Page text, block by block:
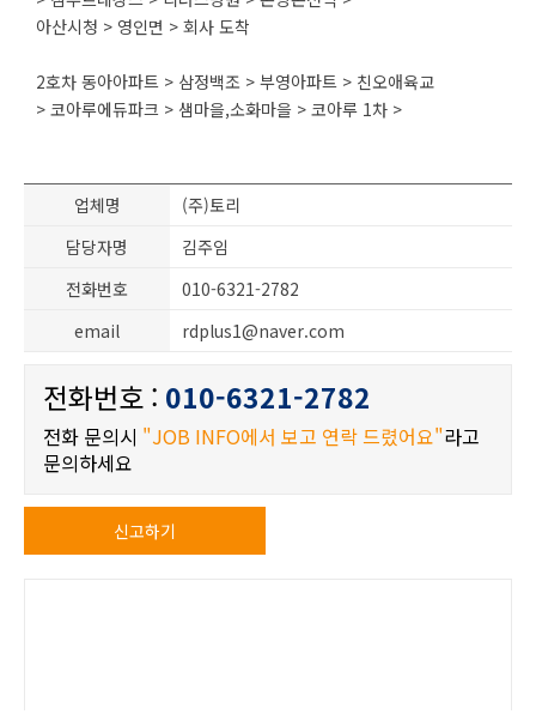
아산시청 > 영인면 > 회사 도착
2호차 동아아파트 > 삼정백조 > 부영아파트 > 친오애육교
> 코아루에듀파크 > 샘마을,소화마을 > 코아루 1차 >
업체명
(주)토리
담당자명
김주임
전화번호
010-6321-2782
email
rdplus1@naver.com
전화번호 : 010-6321-2782
전화 문의시 "JOB INFO에서 보고 연락 드렸어요"라고
문의하세요
신고하기